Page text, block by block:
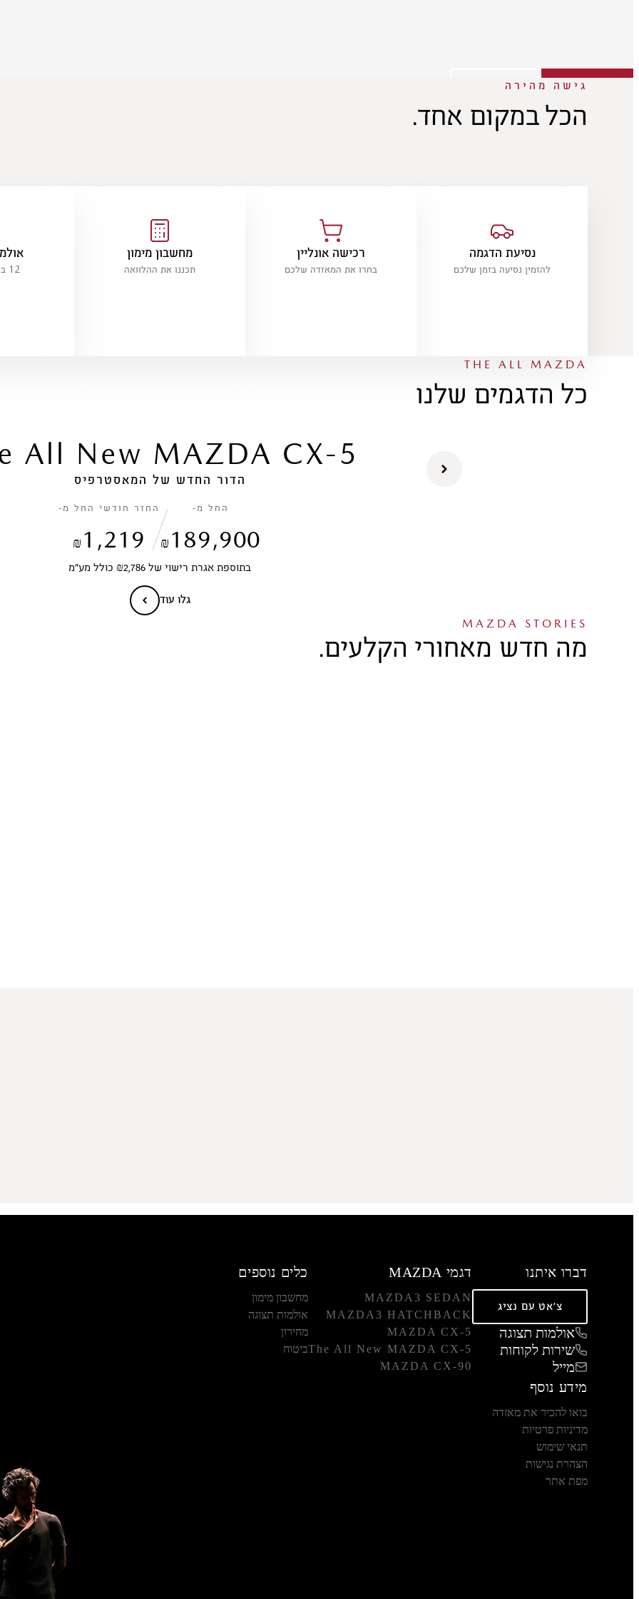
לעמוד הדגם נסיעת מבחןגישה מהירה
הכל במקום אחד.
נסיעת הדגמה
להזמין נסיעה בזמן שלכם
רכישה אונליין
בחרו את המאזדה שלכם
מחשבון מימון
תכננו את ההלוואה 12 ברחבי הארץ
THE ALL MAZDA
כל הדגמים שלנו
All New MAZDA CX-5
הדור החדש של המאסטרפיס
החל מ-
₪ 189,900
החזר חודשי החל מ-
₪ 1,219
בתוספת אגרת רישוי של ₪2,786 כולל מע״מ
גלו עוד
MAZDA STORIES
מה חדש מאחורי הקלעים.
דברו איתנו
צ'אט עם נציג
אולמות תצוגה
שירות לקוחות
מייל
דגמי MAZDA
MAZDA3 SEDAN
MAZDA3 HATCHBACK
MAZDA CX-5
The All New MAZDA CX-5
MAZDA CX-90
כלים נוספים
מחשבון מימון
אולמות תצוגה
מחירון
ביטוח
מידע נוסף
בואו להכיר את מאזדה
מדיניות פרטיות
תנאי שימוש
הצהרת נגישות
מפת אתר